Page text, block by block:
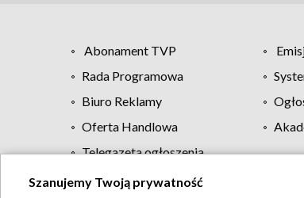
Abonament TVP
Rada Programowa
Biuro Reklamy
Oferta Handlowa
Telegazeta ogłoszenia
Szanujemy Twoją prywatność